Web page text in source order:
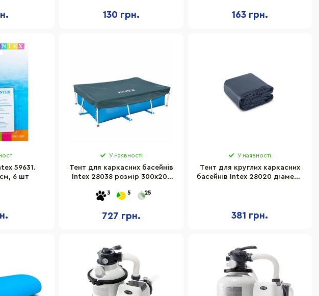
130 грн. 163 грн.
59631.
см, 6 шт
У наявності
Тент для каркасних басейнів
Intex 28038 розмір 300х201
3 5 25
727 грн.
У наявності
Тент для круглих каркасних
басейнів Intex 28020 діаметр
381 грн.